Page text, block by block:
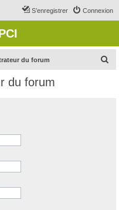
Connexion
S’enregistrer
du forum
du forum